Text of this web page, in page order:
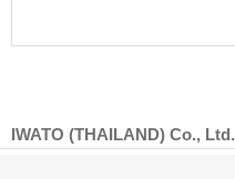
IWATO (THAILAND) Co., Ltd.